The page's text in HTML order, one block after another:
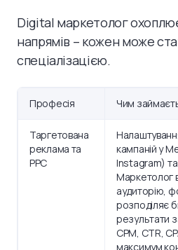
Digital маркетолог
напрямів – кожен може
спеціалізацією.
Професія Чим
Таргетована
реклама та
PPC
кампаній у
Instagram)
Маркетолог
аудиторію,
розподіляє
результати
CPM, CTR,
максимум